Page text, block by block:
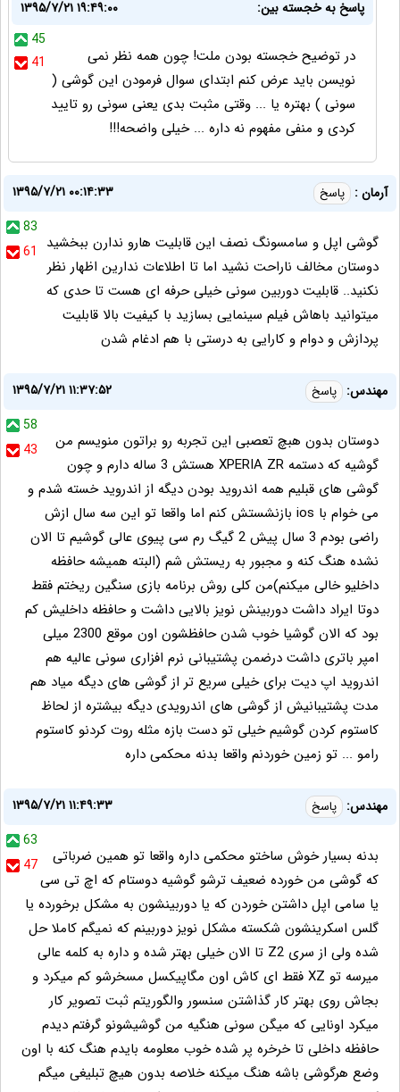
پاسخ به خجسته بین:
۱۳۹۵/۷/۲۱ ۱۹:۴۹:۰۰
45
41
در توضیح خجسته بودن ملت! چون همه نظر نمی
نویسن باید عرض کنم ابتدای سوال فرمودن این گوشی (
سونی ) بهتره یا ... وقتی مثبت بدی یعنی سونی رو تایید
کردی و منفی مفهوم نه داره ... خیلی واضحه!!!
آرمان : پاسخ
۱۳۹۵/۷/۲۱ ۰۰:۱۴:۳۳
83
61
گوشی اپل و سامسونگ نصف این قابلیت هارو ندارن ببخشید
دوستان مخالف ناراحت نشید اما تا اطلاعات ندارین اظهار نظر
نکنید.. قابلیت دوربین سونی خیلی حرفه ای هست تا حدی که
میتوانید باهاش فیلم سینمایی بسازید با کیفیت بالا قابلیت
پردازش و دوام و کارایی به درستی با هم ادغام شدن
مهندس: پاسخ
۱۳۹۵/۷/۲۱ ۱۱:۳۷:۵۲
58
43
دوستان بدون هبچ تعصبی این تجربه رو براتون منویسم من
گوشیه که دستمه XPERIA ZR هستش 3 ساله دارم و چون
گوشی های قبلیم همه اندروید بودن دیگه از اندروید خسته شدم و
می خوام با ios بازنشستش کنم اما واقعا تو این سه سال ازش
راضی بودم 3 سال پیش 2 گیگ رم سی پیوی عالی گوشیم تا الان
نشده هنگ کنه و مجبور به ریستش شم (البته همیشه حافظه
داخلیو خالی میکنم)من کلی روش برنامه بازی سنگین ریختم فقط
دوتا ایراد داشت دوربینش نویز بالایی داشت و حافظه داخلیش کم
بود که الان گوشیا خوب شدن حافظشون اون موقع 2300 میلی
امپر باتری داشت درضمن پشتیبانی نرم افزاری سونی عالیه هم
اندروید اپ دیت برای خیلی سریع تر از گوشی های دیگه میاد هم
مدت پشتیبانیش از گوشی های اندرویدی دیگه بیشتره از لحاظ
کاستوم کردن گوشیم خیلی تو دست بازه مثله روت کردنو کاستوم
رامو ... تو زمین خوردنم واقعا بدنه محکمی داره
مهندس: پاسخ
۱۳۹۵/۷/۲۱ ۱۱:۴۹:۳۳
63
47
بدنه بسیار خوش ساختو محکمی داره واقعا تو همین ضرباتی
که گوشی من خورده ضعیف ترشو گوشیه دوستام که اچ تی سی
یا سامی اپل داشتن خوردن که یا دوربینشون به مشکل برخورده یا
گلس اسکرینشون شکسته مشکل نویز دوربینم که نمیگم کاملا حل
شده ولی از سری Z2 تا الان خیلی بهتر شده و داره به کلمه عالی
میرسه تو XZ فقط ای کاش اون مگاپیکسل مسخرشو کم میکرد و
بجاش روی بهتر کار گذاشتن سنسور والگوریتم ثبت تصویر کار
میکرد اونایی که میگن سونی هنگیه من گوشیشونو گرفتم دیدم
حافظه داخلی تا خرخره پر شده خوب معلومه بایدم هنگ کنه با اون
وضع هرگوشی باشه هنگ میکنه خلاصه بدون هیچ تبلیغی میگم